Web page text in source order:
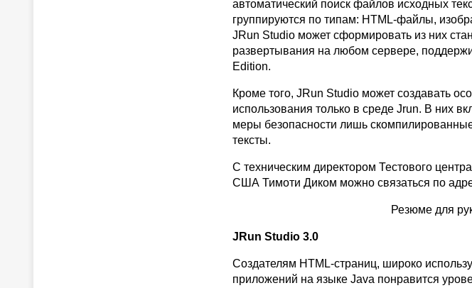
автоматический поиск файлов исходных
группируются по типам: HTML-файлы,
JRun Studio может сформировать из них
развертывания на любом сервере,
Edition.
Кроме того, JRun Studio может создавать
использования только в среде Jrun. В них
меры безопасности лишь
тексты.
С техническим директором Тестового
США Тимоти Диком можно связаться по
Резюме для
JRun Studio 3.0
Создателям HTML-страниц, широко
приложений на языке Java понравится